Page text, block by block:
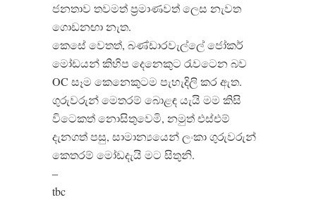
ජනතාව තවමත් ප්‍රමාණවත් ලෙස නැවත
ගොඩනඟා නැත.
කෙසේ වෙතත්, බණ්ඩාරවැල්ලේ ජෝකර්
මෝඩයන් කිහිප දෙනෙකුට රැවටෙන බව
OC සෑම කෙනෙකුටම පැහැදිලි කර ඇත.
ගුරුවරුන් මෙතරම් බොළඳ යැයි මම කිසි
විටෙකත් නොසිතුවෙමි, නමුත් එස්එම්
දැනගත් පසු, සාමාන්‍යයෙන් ලංකා ගුරුවරුන්
කෙතරම් මෝඩදැයි මට සිතුනි.
–
tbc